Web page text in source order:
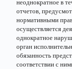
неоднократное в
отчетов,
нормативными
осуществляется
однократное
орган
обязанность
соответствии с